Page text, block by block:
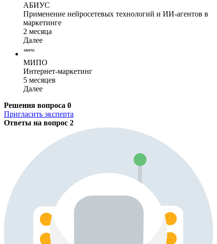
АБИУС
Применение нейросетевых технологий и ИИ-агентов в
маркетинге
2 месяца
Далее
МИПО
Интернет-маркетинг
5 месяцев
Далее
Решения вопроса 0
Пригласить эксперта
Ответы на вопрос 2